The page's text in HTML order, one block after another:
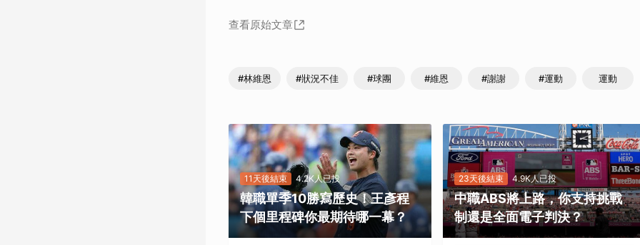
查看原始文章
#林維恩 #狀況不佳 #球團 #維恩 #謝謝 #運動 運動
11天後結束 4.2K人已投
韓職單季10勝寫歷史！王彥程
下個里程碑你最期待哪一幕？
23天後結束 4.9K人已投
中職ABS將上路，你支持挑戰
制還是全面電子判決？